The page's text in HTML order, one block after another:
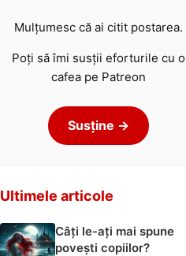
Mulțumesc că ai citit postarea.
Poți să îmi susții eforturile cu o
cafea pe Patreon
Susține →
Ultimele articole
Câți le-ați mai spune
povești copiilor?